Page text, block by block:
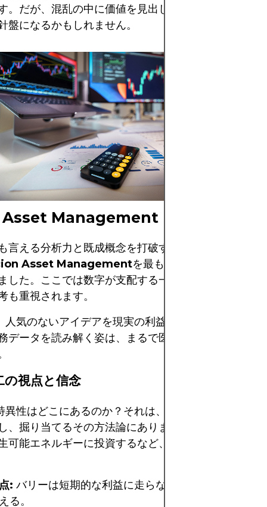
。だが、混乱の中に価値を見出したいなら、バリー
盤になるかもしれません。
Management：バリーの金融
言える分析力と既成概念を打破する視点により、
Asset Managementを最も異彩を放つファンド
した。ここでは数字が支配する一方で、本能と直感
も重視されます。
人気のないアイデアを現実の利益に変えるための研究
データを読み解く姿は、まるで医師が患者のカルテ
の視点と信念
異性はどこにあるのか？それは、市場に無視されてい
、掘り当てるその方法論にあります。パンデミック
可能エネルギーに投資するなど、先を読む力を再び
: バリーは短期的な利益に走らない。マーケットの転
る。